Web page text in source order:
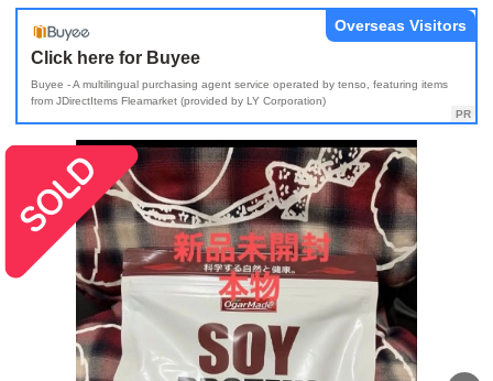
Click here for Buyee
Buyee - A multilingual purchasing agent service operated by tenso, featuring items
from JDirectItems Fleamarket (provided by LY Corporation)
Overseas Visitors